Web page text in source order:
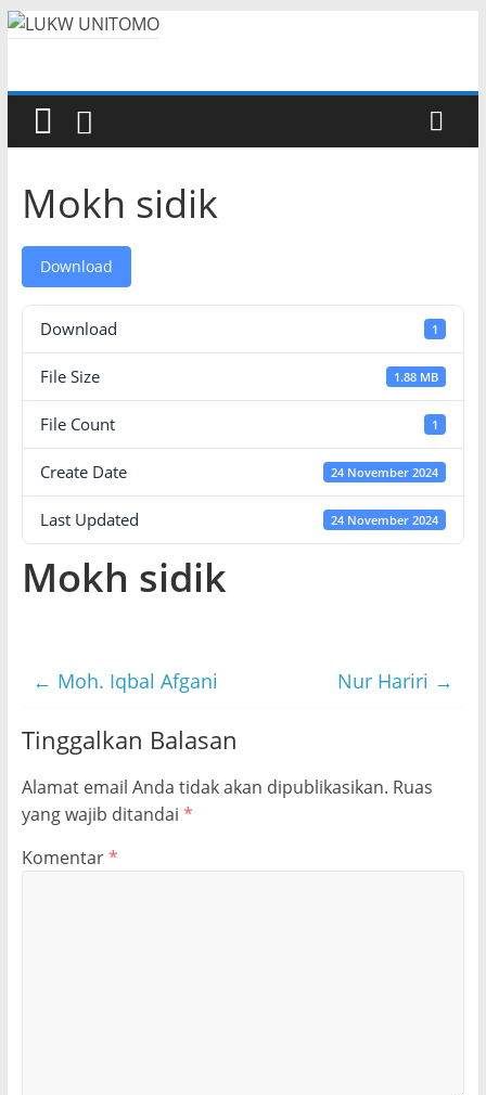
Mokh sidik
Download
Download 1
File Size 1.88 MB
File Count 1
Create Date 24 November 2024
Last Updated 24 November 2024
Mokh sidik
← Moh. Iqbal Afgani Nur Hariri →
Tinggalkan Balasan
Alamat email Anda tidak akan dipublikasikan. Ruas
yang wajib ditandai *
Komentar*